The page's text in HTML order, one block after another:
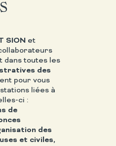
SIONet
dans toutes les
des
pour vous
liées à
ci :
de
des
et civiles,